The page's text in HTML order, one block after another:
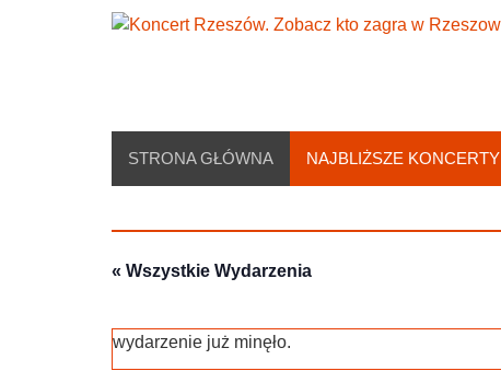
STRONA GŁÓWNA NAJBLIŻSZE KONCERTY
« Wszystkie Wydarzenia
wydarzenie już minęło.